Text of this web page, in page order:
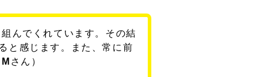
んでくれています。その結
と感じます。また、常に前
M さん）